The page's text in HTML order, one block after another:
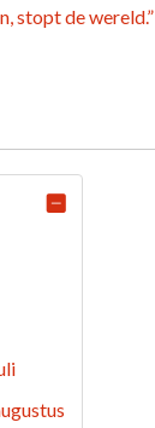
stopt de wereld.”